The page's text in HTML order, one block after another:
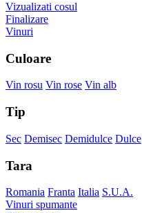
Vizualizati cosul
Finalizare
Vinuri
Culoare
Vin rosu Vin rose Vin alb
Tip
Sec Demisec Demidulce Dulce
Tara
Romania Franta Italia S.U.A.
Vinuri spumante